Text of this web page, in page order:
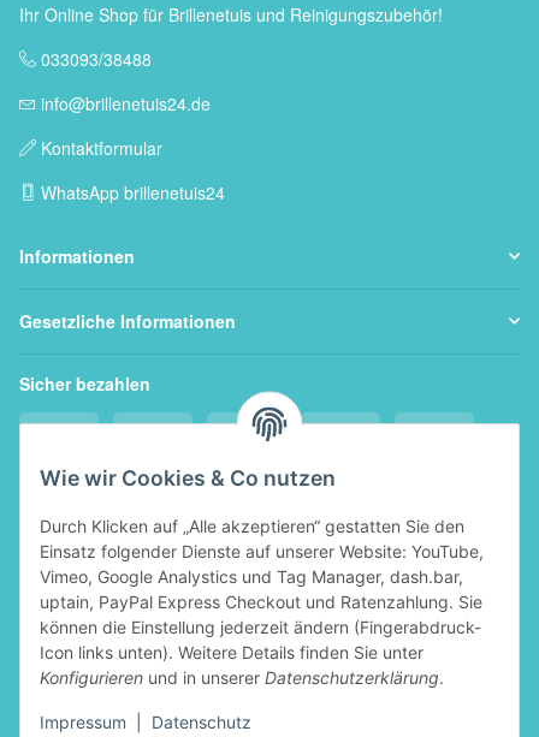
Ihr Online Shop für Brillenetuis und Reinigungszubehör!
033093/38488
info@brillenetuis24.de
Kontaktformular
WhatsApp brillenetuis24
Informationen
Gesetzliche Informationen
Sicher bezahlen
Schneller Versand
Widerruf eines Vertrags
Wie wir Cookies & Co nutzen
Durch Klicken auf „Alle akzeptieren“ gestatten Sie den
Einsatz folgender Dienste auf unserer Website: YouTube,
Vimeo, Google Analystics und Tag Manager, dash.bar,
uptain, PayPal Express Checkout und Ratenzahlung. Sie
können die Einstellung jederzeit ändern (Fingerabdruck-
Icon links unten). Weitere Details finden Sie unter
Konfigurieren und in unserer Datenschutzerklärung.
Impressum Datenschutz